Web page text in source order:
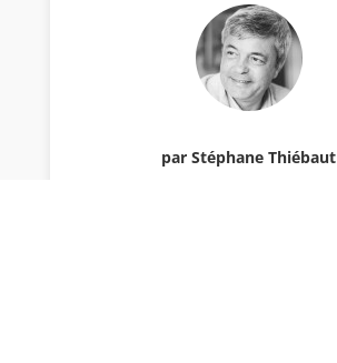
par Stéphane Thiébaut